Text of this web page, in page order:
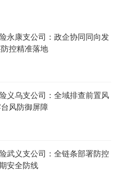
永康支公司：政企协同同向发
控精准落地
义乌支公司：全域排查前置风
风防御屏障
武义支公司：全链条部署防控
安全防线